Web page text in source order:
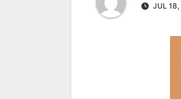
JUL